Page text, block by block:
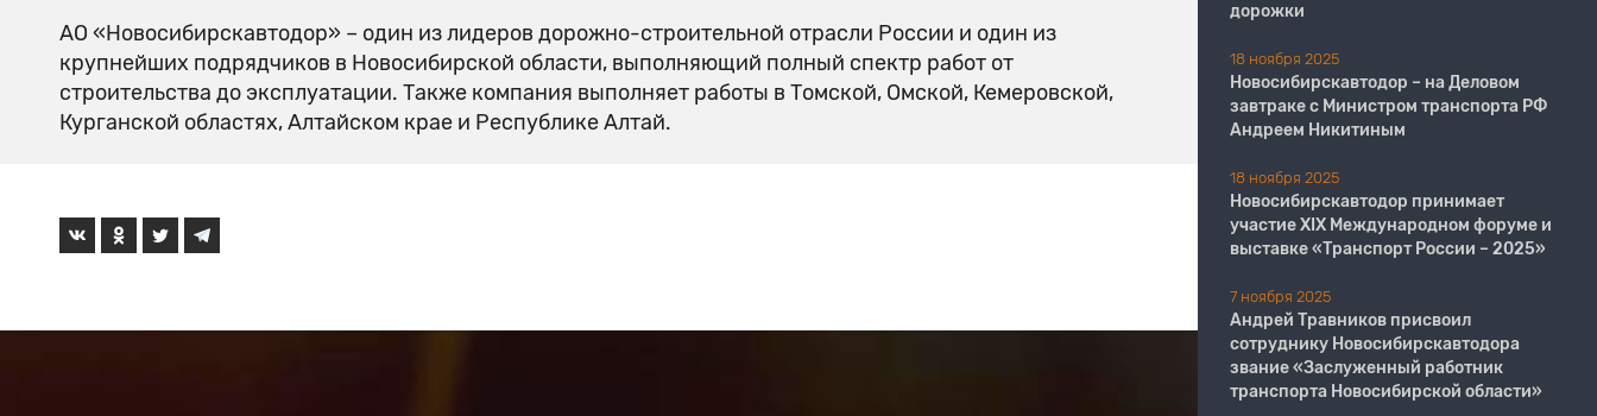
АО «Новосибирскавтодор» – один из лидеров дорожно-строительной отрасли России и один из
крупнейших подрядчиков в Новосибирской области, выполняющий полный спектр работ от
строительства до эксплуатации. Также компания выполняет работы в Томской, Омской, Кемеровской,
Курганской областях, Алтайском крае и Республике Алтай.
дорожки
18 ноября 2025
Новосибирскавтодор – на Деловом
завтраке с Министром транспорта РФ
Андреем Никитиным
18 ноября 2025
Новосибирскавтодор принимает
участие XIX Международном форуме и
выставке «Транспорт России – 2025»
7 ноября 2025
Андрей Травников присвоил
сотруднику Новосибирскавтодора
звание «Заслуженный работник
транспорта Новосибирской области»